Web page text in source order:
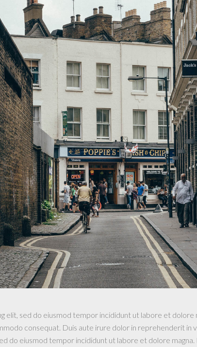
sed do eiusmod tempor incididunt ut labore et dolore
consequat. Duis aute irure dolor in reprehenderit
do eiusmod tempor incididunt ut labore et dolore